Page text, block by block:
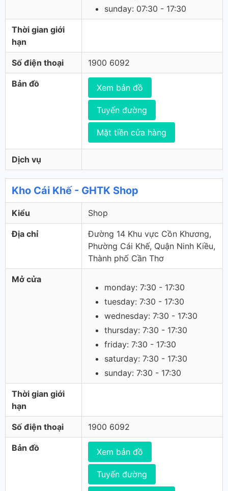
sunday: 07:30 - 17:30
Thời gian giới
hạn
Số điện thoại 1900 6092
Bản đồ Xem bản đồ
Tuyến đường
Mặt tiền cửa hàng
Dịch vụ
Kho Cái Khế - GHTK Shop
Kiểu Shop
Địa chỉ
Đường 14 Khu vực Cồn Khương,
Phường Cái Khế, Quận Ninh Kiều,
Thành phố Cần Thơ
Mở cửa
monday: 7:30 - 17:30
tuesday: 7:30 - 17:30
wednesday: 7:30 - 17:30
thursday: 7:30 - 17:30
friday: 7:30 - 17:30
saturday: 7:30 - 17:30
sunday: 7:30 - 17:30
Thời gian giới
hạn
Số điện thoại 1900 6092
Bản đồ Xem bản đồ
Tuyến đường